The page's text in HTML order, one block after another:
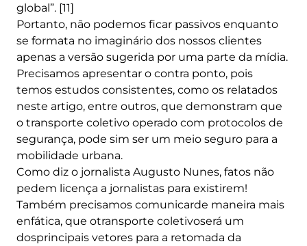
global”. [11]
Portanto, não podemos ficar passivos enquanto
se formata no imaginário dos nossos clientes
apenas a versão sugerida por uma parte da mídia.
Precisamos apresentar o contra ponto, pois
temos estudos consistentes, como os relatados
neste artigo, entre outros, que demonstram que
o transporte coletivo operado com protocolos de
segurança, pode sim ser um meio seguro para a
mobilidade urbana.
Como diz o jornalista Augusto Nunes, fatos não
pedem licença a jornalistas para existirem!
Também precisamos comunicarde maneira mais
enfática, que otransporte coletivoserá um
dosprincipais vetores para a retomada da